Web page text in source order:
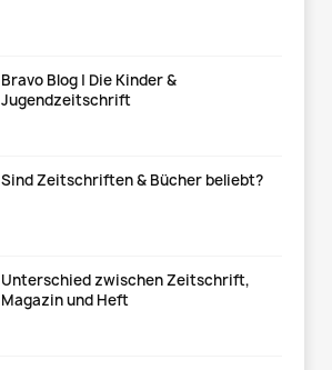
Bravo Blog | Die Kinder &
Jugendzeitschrift
Sind Zeitschriften & Bücher beliebt?
Unterschied zwischen Zeitschrift,
Magazin und Heft